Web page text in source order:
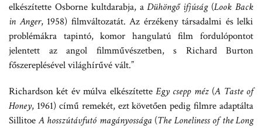
elkészítette Osborne kultdarabja, aDühöngő ifjúság(Look Back
in Anger, 1958) filmváltozatát. Az érzékeny társadalmi és lelki
problémákra tapintó, komor hangulatú film fordulópontot
jelentett az angol filmművészetben, s Richard Burton
főszereplésével világhírűvé vált.”
Richardson két év múlva elkészítette Egy csepp méz(A Taste of
Honey, 1961) című remekét, ezt követően pedig filmre adaptálta
SillitoeA hosszútávfutó magányossága(The Loneliness of the Long